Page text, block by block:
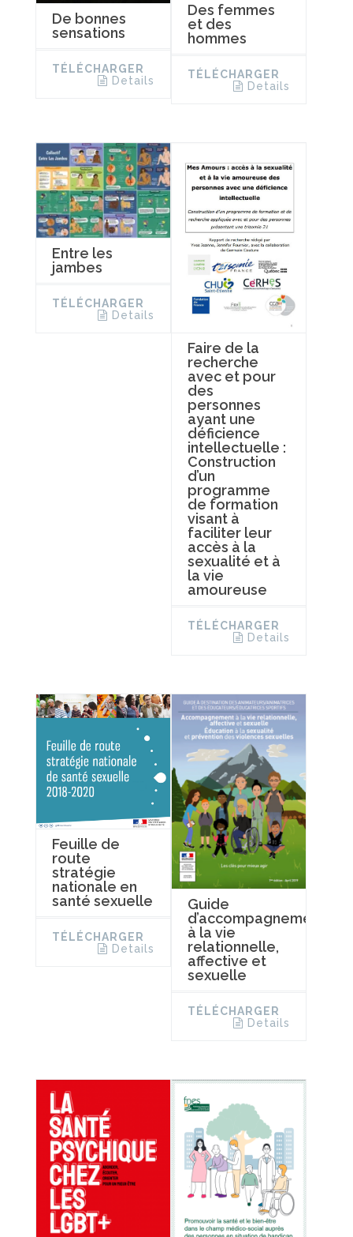
De bonnes
sensations
TÉLÉCHARGER
Details
Des femmes
et des
hommes
TÉLÉCHARGER
Details
Entre les
jambes
TÉLÉCHARGER
Details
Faire de la
recherche
avec et pour
des
personnes
ayant une
déficience
intellectuelle :
Construction
d’un
programme
de formation
visant à
faciliter leur
accès à la
sexualité et à
la vie
amoureuse
TÉLÉCHARGER
Details
Feuille de
route
stratégie
nationale en
santé sexuelle
TÉLÉCHARGER
Details
Guide
d’accompagnement
à la vie
relationnelle,
affective et
sexuelle
TÉLÉCHARGER
Details